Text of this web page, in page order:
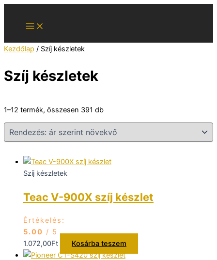
Kezdőlap / Szíj készletek
Szíj készletek
1–12 termék, összesen 391 dbSorted
by
price:
low
high
Szíj készletek
Teac V-900X szíj készlet
Értékelés:
5.00 / 5
1.072,00Ft Kosárba teszem